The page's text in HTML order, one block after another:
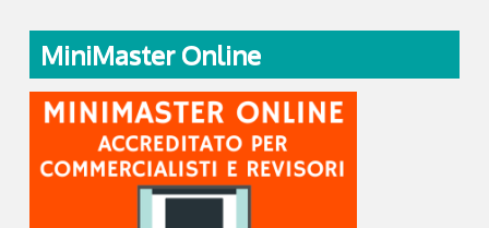
MiniMaster Online